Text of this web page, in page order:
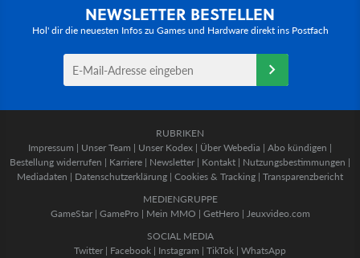
NEWSLETTER BESTELLEN
Hol' dir die neuesten Infos zu Games und Hardware direkt ins Postfach
RUBRIKEN
Impressum | Unser Team | Unser Kodex | Über Webedia | Abo kündigen |
Bestellung widerrufen | Karriere | Newsletter | Kontakt | Nutzungsbestimmungen |
Mediadaten | Datenschutzerklärung | Cookies & Tracking | Transparenzbericht
MEDIENGRUPPE
GameStar| GamePro | Mein MMO | GetHero | Jeuxvideo.com
SOCIAL MEDIA
Twitter | Facebook | Instagram | TikTok | WhatsApp